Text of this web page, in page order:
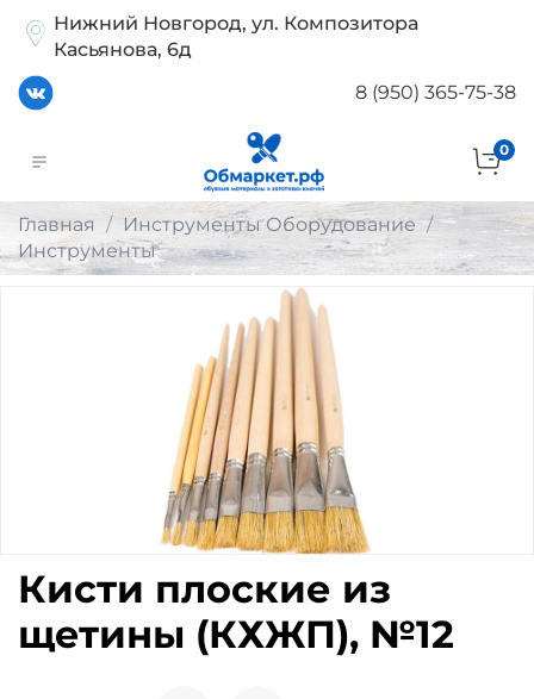
Нижний Новгород, ул. Композитора
Касьянова, 6д
8 (950) 365-75-38
0
Главная
Инструменты Оборудование
Инструменты
Кисти плоские из
щетины (КХЖП), №12